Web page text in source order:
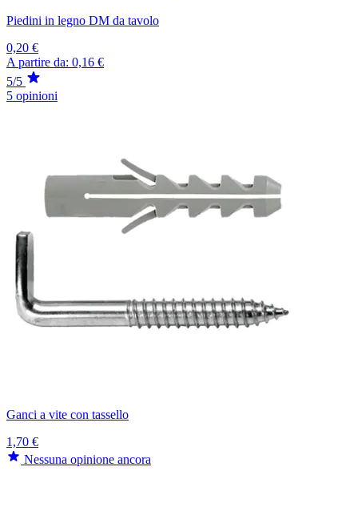
Piedini in legno DM da tavolo
0,20 €
A partire da: 0,16 €
5/5
5 opinioni
Ganci a vite con tassello
1,70 €
Nessuna opinione ancora